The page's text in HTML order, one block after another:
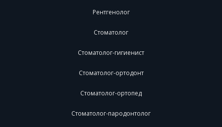
Рентгенолог
Стоматолог
Стоматолог-гигиенист
Стоматолог-ортодонт
Стоматолог-ортопед
Стоматолог-пародонтолог